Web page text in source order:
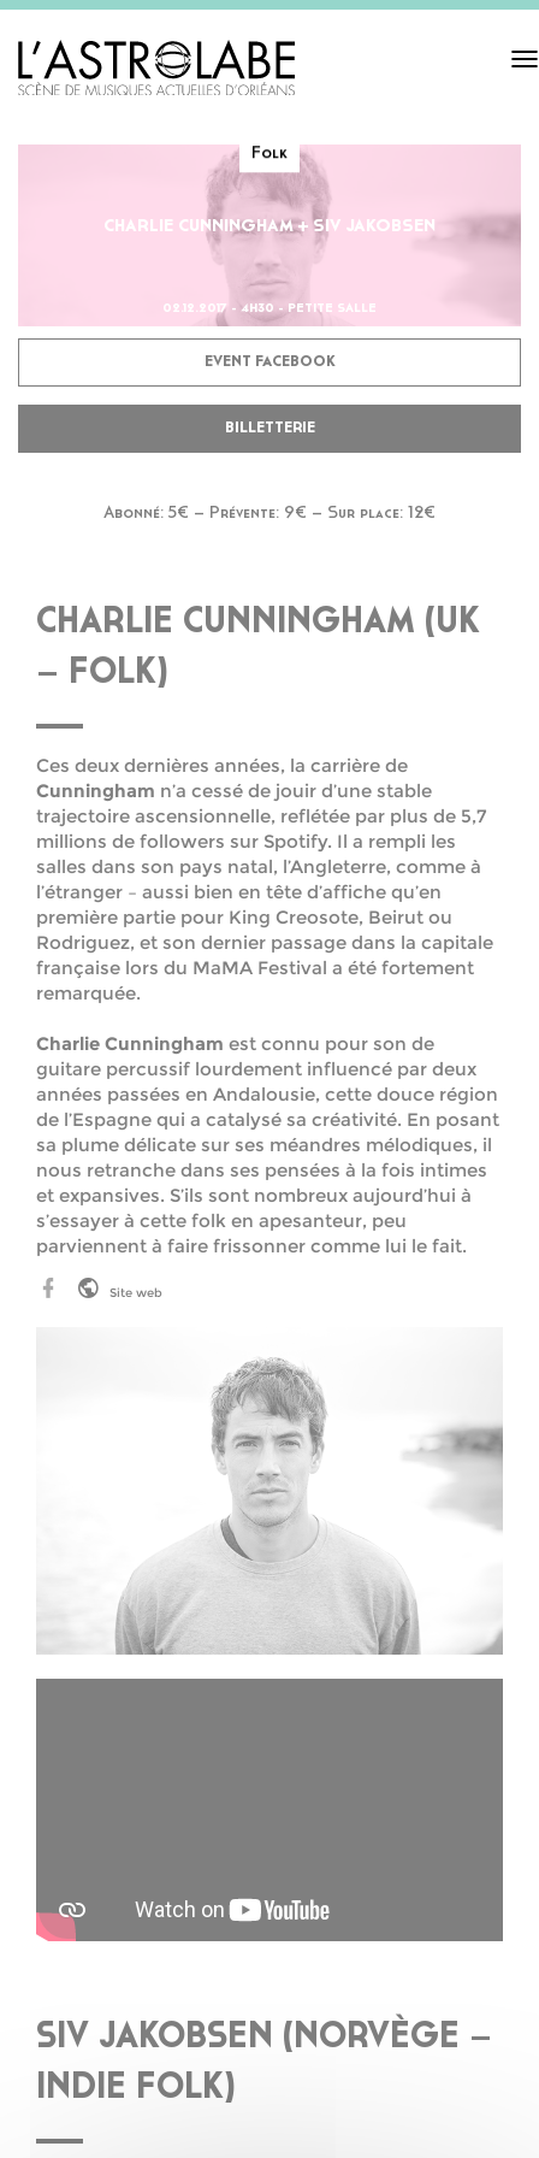
Folk
CHARLIE CUNNINGHAM + SIV JAKOBSEN
02.12.2017 - 4H30 - PETITE SALLE
EVENT FACEBOOK
BILLETTERIE
Abonné: 5€ – Prévente: 9€ – Sur place: 12€
CHARLIE CUNNINGHAM (UK
– FOLK)
Ces deux dernières années, la carrière de
Cunningham n’a cessé de jouir d’une stable
trajectoire ascensionnelle, reflétée par plus de 5,7
millions de followers sur Spotify. Il a rempli les
salles dans son pays natal, l’Angleterre, comme à
l’étranger – aussi bien en tête d’affiche qu’en
première partie pour King Creosote, Beirut ou
Rodriguez, et son dernier passage dans la capitale
française lors du MaMA Festival a été fortement
remarquée.
Charlie Cunningham est connu pour son de
guitare percussif lourdement influencé par deux
années passées en Andalousie, cette douce région
de l’Espagne qui a catalysé sa créativité. En posant
sa plume délicate sur ses méandres mélodiques, il
nous retranche dans ses pensées à la fois intimes
et expansives. S’ils sont nombreux aujourd’hui à
s’essayer à cette folk en apesanteur, peu
parviennent à faire frissonner comme lui le fait.
Site web
SIV JAKOBSEN (NORVÈGE –
INDIE FOLK)